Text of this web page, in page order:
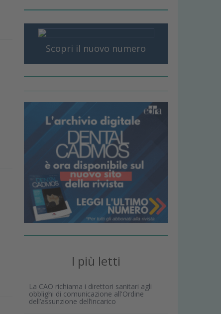
Scopri il nuovo numero
I più letti
La CAO richiama i direttori sanitari agli
obblighi di comunicazione all'Ordine
dell’assunzione dell’incarico